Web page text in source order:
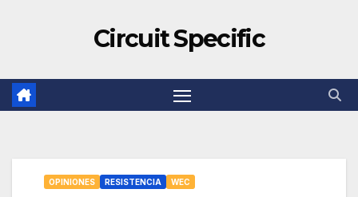
Circuit Specific
OPINIONES RESISTENCIA WEC